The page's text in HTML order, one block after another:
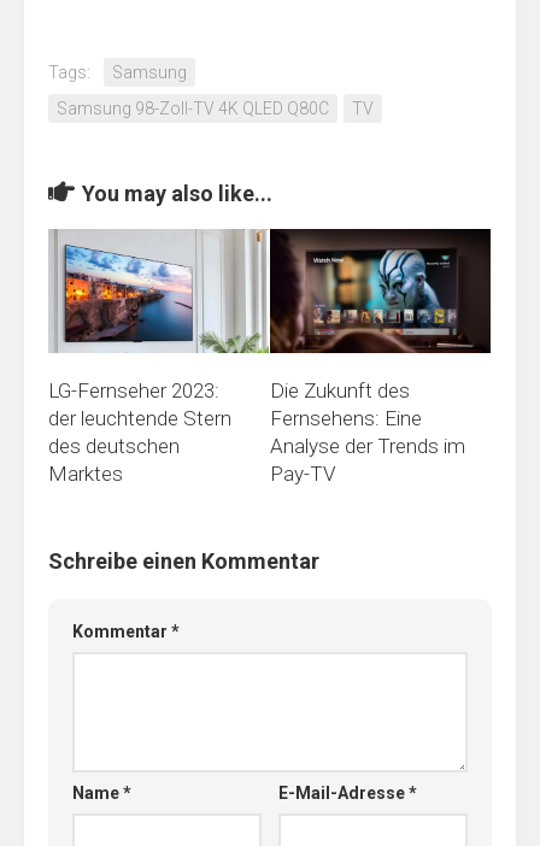
Tags:
Samsung
Samsung 98-Zoll-TV 4K QLED Q80C
TV
You may also like...
LG-Fernseher 2023:
der leuchtende Stern
des deutschen
Marktes
Die Zukunft des
Fernsehens: Eine
Analyse der Trends im
Pay-TV
Schreibe einen Kommentar
Kommentar *
Name* E-Mail-Adresse*